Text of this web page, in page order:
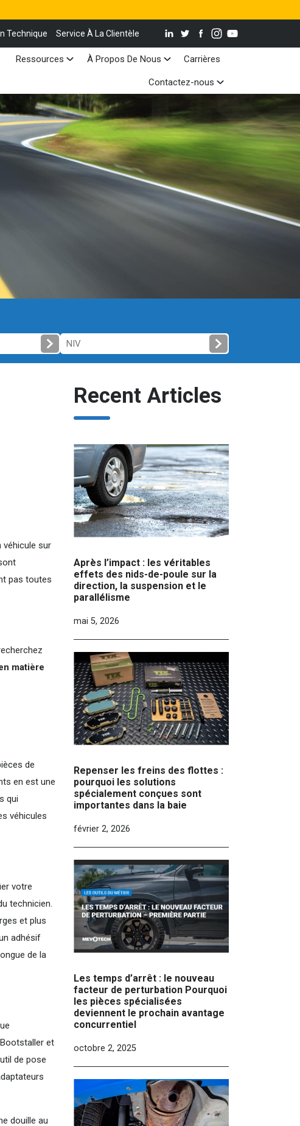
Technique Service À La Clientèle
Ressources À Propos De Nous Carrières
Contactez-nous
véhicule sur
pas toutes
matière
de
en est une
qui
véhicules
votre
technicien.
et plus
adhésif
de la
et
de pose
douille au
Recent Articles
Après l’impact : les véritables
effets des nids-de-poule sur la
direction, la suspension et le
parallélisme
mai 5, 2026
Repenser les freins des flottes :
pourquoi les solutions
spécialement conçues sont
importantes dans la baie
février 2, 2026
Les temps d’arrêt : le nouveau
facteur de perturbation Pourquoi
les pièces spécialisées
deviennent le prochain avantage
concurrentiel
octobre 2, 2025